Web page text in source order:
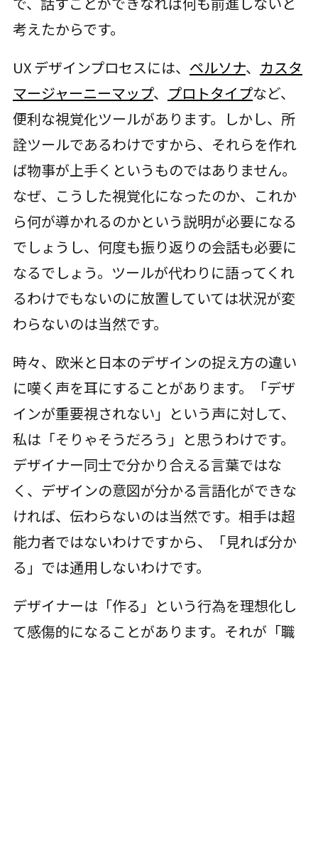
考えたからです。
UX デザインプロセスには、 ペルソナ、 カスタ
マージャーニーマップ、 プロトタイプなど、
便利な視覚化ツールがあります。しかし、所
詮ツールであるわけですから、それらを作れ
ば物事が上手くというものではありません。
なぜ、こうした視覚化になったのか、これか
ら何が導かれるのかという説明が必要になる
でしょうし、何度も振り返りの会話も必要に
なるでしょう。ツールが代わりに語ってくれ
るわけでもないのに放置していては状況が変
わらないのは当然です。
時々、欧米と日本のデザインの捉え方の違い
に嘆く声を耳にすることがあります。「デザ
インが重要視されない」という声に対して、
私は「そりゃそうだろう」と思うわけです。
デザイナー同士で分かり合える言葉ではな
く、デザインの意図が分かる言語化ができな
ければ、伝わらないのは当然です。相手は超
能力者ではないわけですから、「見れば分か
る」では通用しないわけです。
デザイナーは「作る」という行為を理想化し
て感傷的になることがあります。それが「職